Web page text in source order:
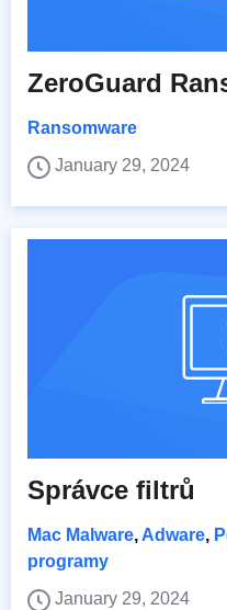
ZeroGuard
Ransomware
January 29, 2024
Správce filtrů
Mac Malware, Adware,
programy
January 29, 2024